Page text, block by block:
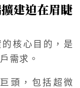
建迫在眉睫
核心目的，是
需求。
頭，包括超微